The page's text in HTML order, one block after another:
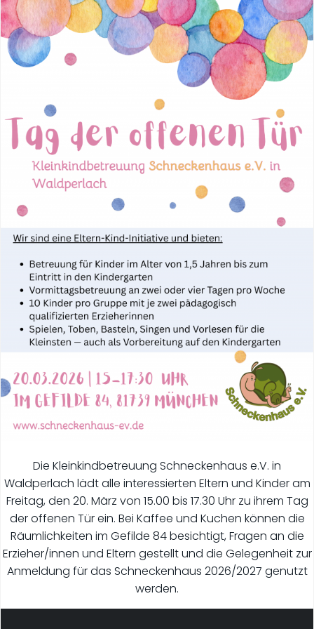
Die Kleinkindbetreuung Schneckenhaus e.V. in
Waldperlach lädt alle interessierten Eltern und Kinder am
Freitag, den 20. März von 15.00 bis 17.30 Uhr zu ihrem Tag
der offenen Tür ein. Bei Kaffee und Kuchen können die
Räumlichkeiten im Gefilde 84 besichtigt, Fragen an die
Erzieher/innen und Eltern gestellt und die Gelegenheit zur
Anmeldung für das Schneckenhaus 2026/2027 genutzt
werden.